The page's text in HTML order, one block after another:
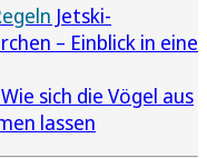
Jetski-
– Einblick in eine
Wie sich die Vögel aus
lassen